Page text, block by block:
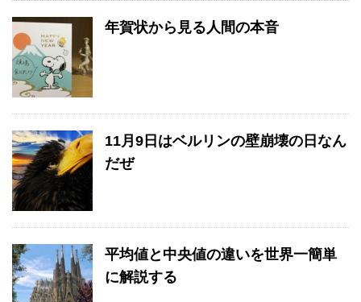
年賀状から見る人間の本音
11月9日はベルリンの壁崩壊の日なん
だぜ
平均値と中央値の違いを世界一簡単
に解説する